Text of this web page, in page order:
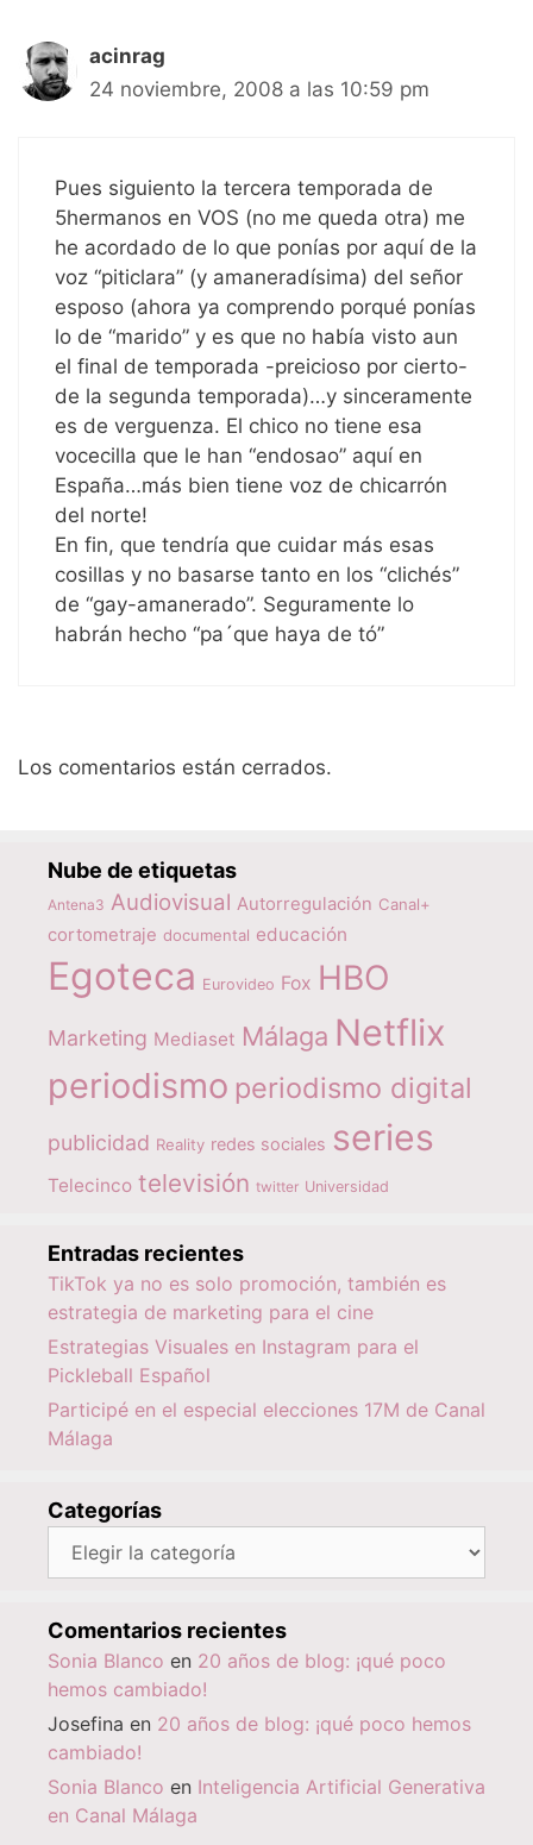
acinrag
24 noviembre, 2008 a las 10:59 pm
Pues siguiento la tercera temporada de
5hermanos en VOS (no me queda otra) me
he acordado de lo que ponías por aquí de la
voz “piticlara” (y amaneradísima) del señor
esposo (ahora ya comprendo porqué ponías
lo de “marido” y es que no había visto aun
el final de temporada -preicioso por cierto-
de la segunda temporada)…y sinceramente
es de verguenza. El chico no tiene esa
vocecilla que le han “endosao” aquí en
España…más bien tiene voz de chicarrón
del norte!
En fin, que tendría que cuidar más esas
cosillas y no basarse tanto en los “clichés”
de “gay-amanerado”. Seguramente lo
habrán hecho “pa´que haya de tó”
Los comentarios están cerrados.
Nube de etiquetas
Antena3 Audiovisual Autorregulación Canal+
cortometraje documental educación
Egoteca Eurovideo Fox HBO
Marketing Mediaset Málaga Netflix
periodismo periodismo digital
publicidad Reality redes sociales series
Telecinco televisión twitter Universidad
Entradas recientes
TikTok ya no es solo promoción, también es
estrategia de marketing para el cine
Estrategias Visuales en Instagram para el
Pickleball Español
Participé en el especial elecciones 17M de Canal
Málaga
Categorías
Categorías
Comentarios recientes
Sonia Blanco en 20 años de blog: ¡qué poco
hemos cambiado!
Josefina en 20 años de blog: ¡qué poco hemos
cambiado!
Sonia Blanco en Inteligencia Artificial Generativa
en Canal Málaga